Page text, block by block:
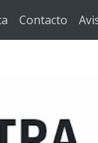
Contacto